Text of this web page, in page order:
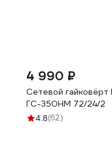
4 990 ₽
Сетевой гайковёрт
ГС-350НМ 72/24/2
4.8(62)